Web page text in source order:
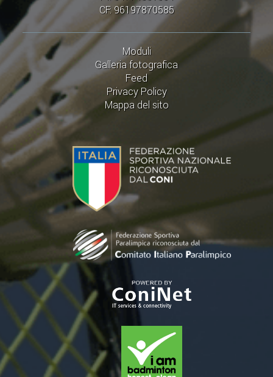
CF: 96197870585
Moduli
Galleria fotografica
Feed
Privacy Policy
Mappa del sito